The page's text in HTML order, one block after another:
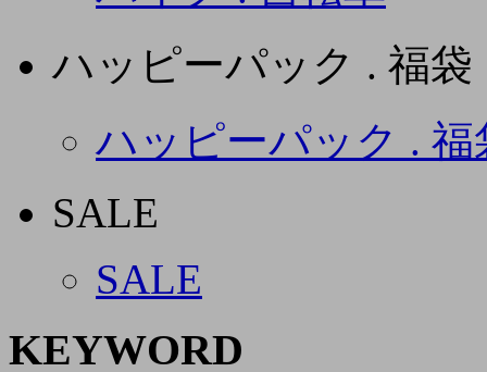
ハッピーパック . 福袋
ハッピーパック . 福
SALE
SALE
KEYWORD